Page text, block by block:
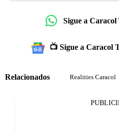
Sigue a
📺 Sigue a Caracol
Relacionados Realities Caracol